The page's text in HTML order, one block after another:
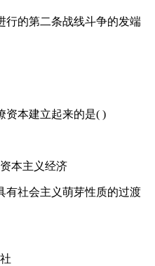
行的第二条战线斗争的发端
资本建立起来的是( )
本主义经济
有社会主义萌芽性质的过渡